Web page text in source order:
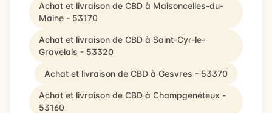
Achat et livraison de CBD à Maisoncelles-du-
Maine - 53170
Achat et livraison de CBD à Saint-Cyr-le-
Gravelais - 53320
Achat et livraison de CBD à Gesvres - 53370
Achat et livraison de CBD à Champgenéteux -
53160